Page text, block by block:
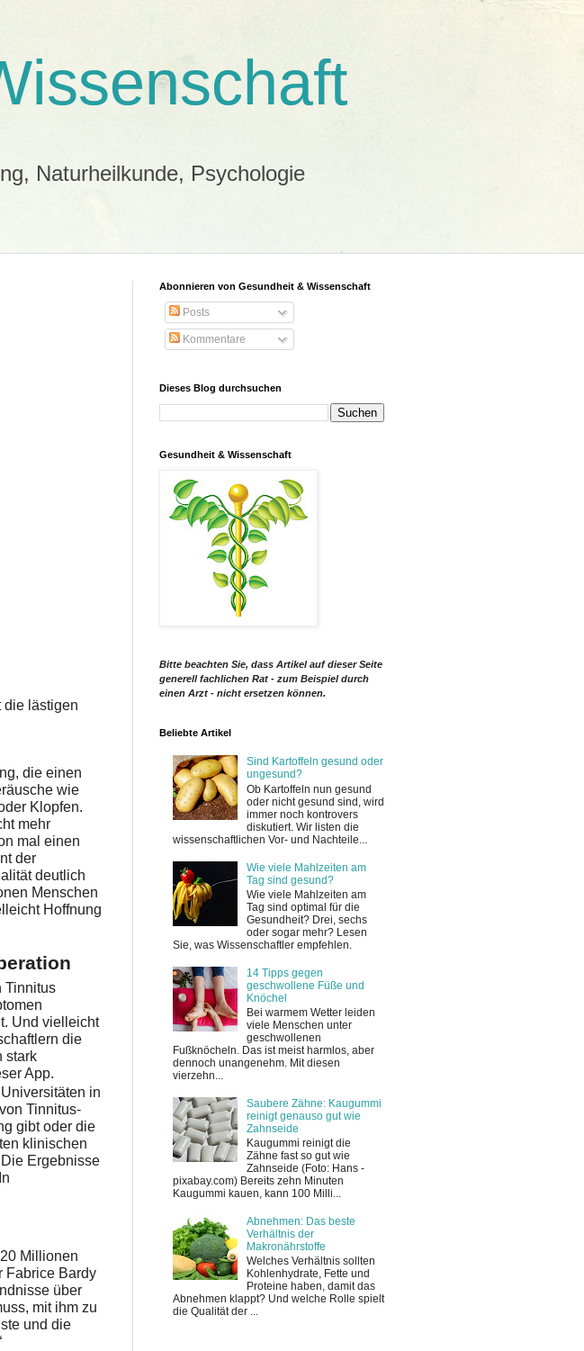
Naturheilkunde, Psychologie
die lästigen
die einen
wie
Klopfen.
mehr
mal einen
der
deutlich
Menschen
Hoffnung
Tinnitus
Und vielleicht
die
stark
App.
in
Tinnitus-
gibt oder die
klinischen
Ergebnisse
Millionen
Fabrice Bardy
über
mit ihm zu
und die
Abonnieren von Gesundheit & Wissenschaft
Posts
Kommentare
Dieses Blog durchsuchen
Gesundheit & Wissenschaft
Bitte beachten Sie, dass Artikel auf dieser Seite
generell fachlichen Rat - zum Beispiel durch
einen Arzt - nicht ersetzen können.
Beliebte Artikel
Sind Kartoffeln gesund oder
ungesund?
Ob Kartoffeln nun gesund
oder nicht gesund sind, wird
immer noch kontrovers
diskutiert. Wir listen die
wissenschaftlichen Vor- und Nachteile...
Wie viele Mahlzeiten am
Tag sind gesund?
Wie viele Mahlzeiten am
Tag sind optimal für die
Gesundheit? Drei, sechs
oder sogar mehr? Lesen
Sie, was Wissenschaftler empfehlen.
14 Tipps gegen
geschwollene Füße und
Knöchel
Bei warmem Wetter leiden
viele Menschen unter
geschwollenen
Fußknöcheln. Das ist meist harmlos, aber
dennoch unangenehm. Mit diesen
vierzehn...
Saubere Zähne: Kaugummi
reinigt genauso gut wie
Zahnseide
Kaugummi reinigt die
Zähne fast so gut wie
Zahnseide (Foto: Hans -
pixabay.com) Bereits zehn Minuten
Kaugummi kauen, kann 100 Milli...
Abnehmen: Das beste
Verhältnis der
Makronährstoffe
Welches Verhältnis sollten
Kohlenhydrate, Fette und
Proteine haben, damit das
Abnehmen klappt? Und welche Rolle spielt
die Qualität der ...